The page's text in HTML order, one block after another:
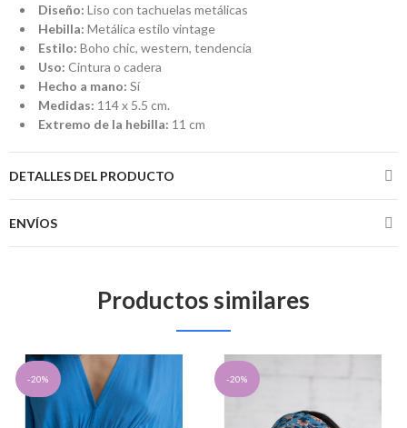
Diseño: Liso con tachuelas metálicas
Hebilla: Metálica estilo vintage
Estilo: Boho chic, western, tendencia
Uso: Cintura o cadera
Hecho a mano: Sí
Medidas: 114 x 5.5 cm.
Extremo de la hebilla: 11 cm
DETALLES DEL PRODUCTO
ENVÍOS
Productos similares
-20% -20%